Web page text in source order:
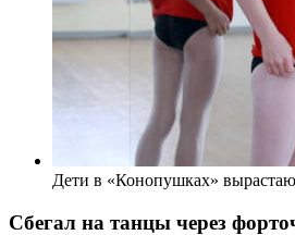
Дети в «Конопушках»
Сбегал на танцы через